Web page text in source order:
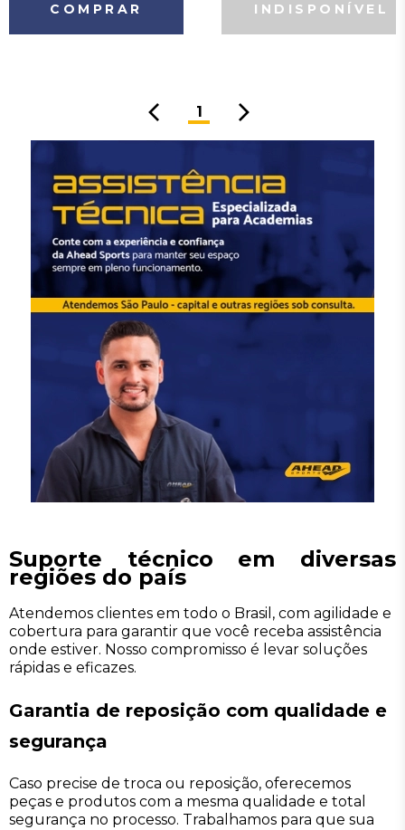
COMPRAR
1
Suporte técnico em diversas
regiões do país
Atendemos clientes em todo o Brasil, com agilidade e
cobertura para garantir que você receba assistência
onde estiver. Nosso compromisso é levar soluções
rápidas e eficazes.
Garantia de reposição com qualidade e
segurança
Caso precise de troca ou reposição, oferecemos
peças e produtos com a mesma qualidade e total
segurança no processo. Trabalhamos para que sua